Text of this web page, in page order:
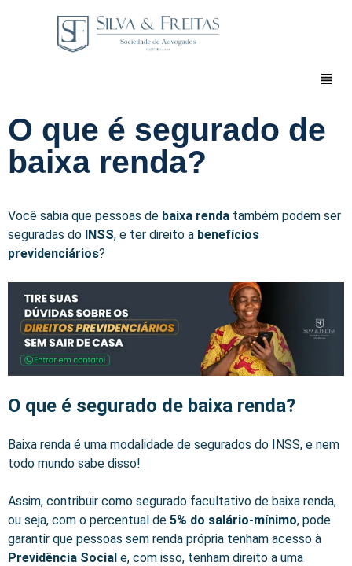
O que é segurado de
baixa renda?
Você sabia que pessoas de baixa renda também podem ser
seguradas do INSS, e ter direito a benefícios
previdenciários?
O que é segurado de baixa renda?
Baixa renda é uma modalidade de segurados do INSS, e nem
todo mundo sabe disso!
Assim, contribuir como segurado facultativo de baixa renda,
ou seja, com o percentual de 5% do salário-mínimo, pode
garantir que pessoas sem renda própria tenham acesso à
Previdência Social e, com isso, tenham direito a uma